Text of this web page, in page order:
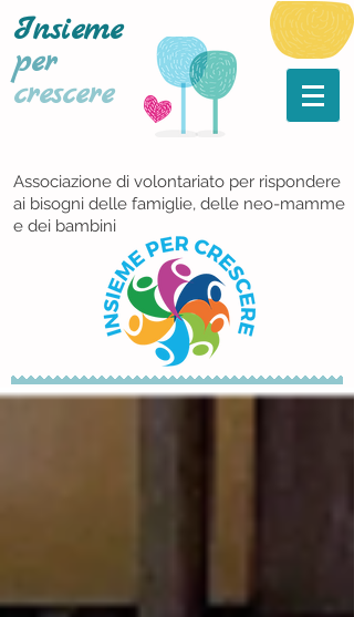
Insieme
per
crescere
Associazione di volontariato per rispondere
ai bisogni delle famiglie, delle neo-mamme
e dei bambini